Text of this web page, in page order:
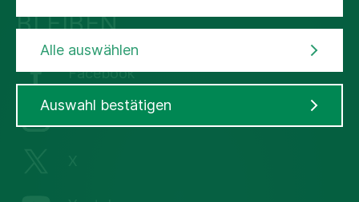
BLEIBEN
Facebook
Alle auswählen
Auswahl bestätigen